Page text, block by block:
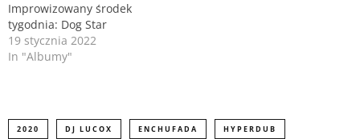
w
i
n
d
o
w
)
w
w
i
n
d
Improwizowany środek
tygodnia: Dog Star
19 stycznia 2022
In "Albumy"
2020 DJ LUCOX ENCHUFADA HYPERDUB